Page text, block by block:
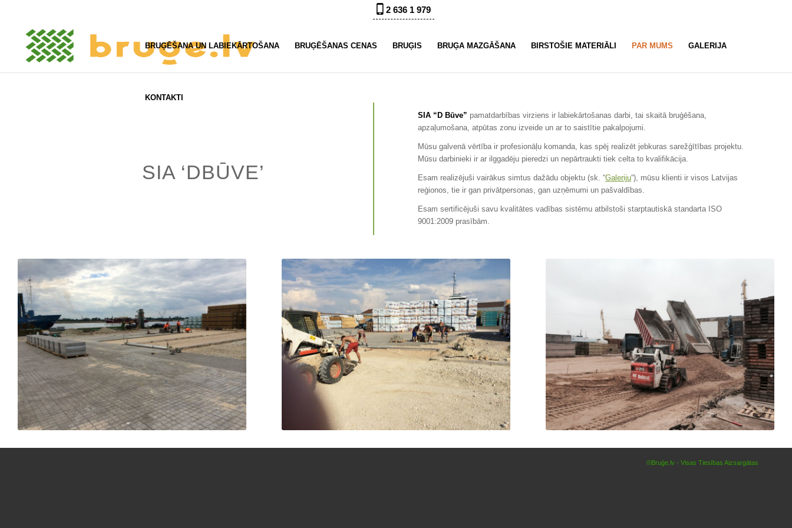
2 636 1 979
BRUĢĒŠANA UN LABIEKĀRTOŠANA BRUĢĒŠANAS CENAS BRUĢIS BRUĢA MAZGĀŠANA BIRSTOŠIE MATERIĀLI PAR MUMS GALERIJA
KONTAKTI
SIA ‘DBŪVE’
SIA “D Būve” pamatdarbības virziens ir labiekārtošanas darbi, tai skaitā bruģēšana,
apzaļumošana, atpūtas zonu izveide un ar to saistītie pakalpojumi.
Mūsu galvenā vērtība ir profesionāļu komanda, kas spēj realizēt jebkuras sarežģītības projektu.
Mūsu darbinieki ir ar ilggadēju pieredzi un nepārtraukti tiek celta to kvalifikācija.
Esam realizējuši vairākus simtus dažādu objektu (sk. “Galeriju“), mūsu klienti ir visos Latvijas
reģionos, tie ir gan privātpersonas, gan uzņēmumi un pašvaldības.
Esam sertificējuši savu kvalitātes vadības sistēmu atbilstoši starptautiskā standarta ISO
9001:2009 prasībām.
©Bruģe.lv - Visas Tiesības Aizsargātas